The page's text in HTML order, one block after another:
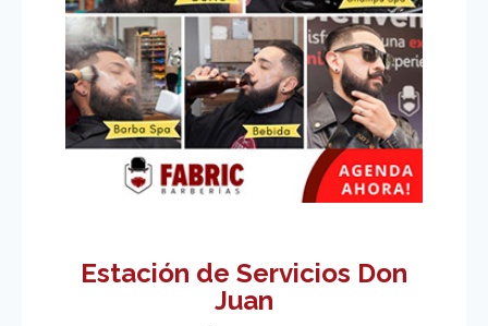
Estación de Servicios Don
Juan